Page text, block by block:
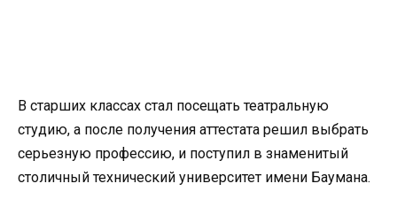
В старших классах стал посещать театральную
студию, а после получения аттестата решил выбрать
серьезную профессию, и поступил в знаменитый
столичный технический университет имени Баумана.